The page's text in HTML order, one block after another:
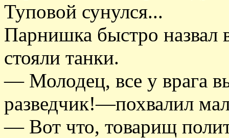
Туповой сунулся...
Парнишка быстро назвал
стояли танки.
— Молодец, все у врага
разведчик!—похвалил
— Вот что, товарищ